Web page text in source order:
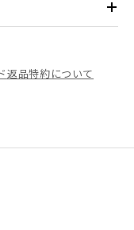
返品特約について